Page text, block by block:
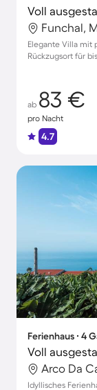
Funchal,
Elegante Villa mit
Rückzugsort für
ab 83 €
pro Nacht
4.7
Ferienhaus ∙ 4
Arco Da
Idyllisches